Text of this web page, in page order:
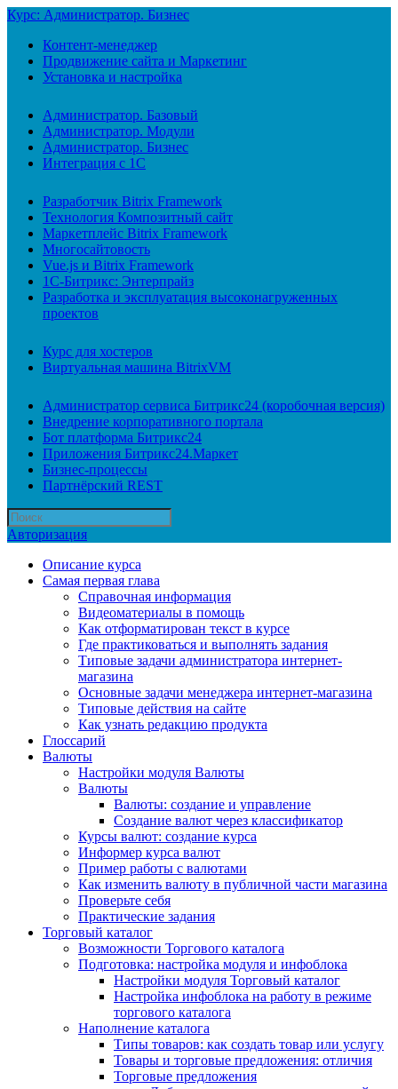
Курс: Администратор. Бизнес
Контент-менеджер
Продвижение сайта и Маркетинг
Установка и настройка
Администратор. Базовый
Администратор. Модули
Администратор. Бизнес
Интеграция с 1С
Разработчик Bitrix Framework
Технология Композитный сайт
Маркетплейс Bitrix Framework
Многосайтовость
Vue.js и Bitrix Framework
1С-Битрикс: Энтерпрайз
Разработка и эксплуатация высоконагруженных
проектов
Курс для хостеров
Виртуальная машина BitrixVM
Администратор сервиса Битрикс24 (коробочная версия)
Внедрение корпоративного портала
Бот платформа Битрикс24
Приложения Битрикс24.Маркет
Бизнес-процессы
Партнёрский REST
Авторизация
Описание курса
Самая первая глава
Справочная информация
Видеоматериалы в помощь
Как отформатирован текст в курсе
Где практиковаться и выполнять задания
Типовые задачи администратора интернет-
магазина
Основные задачи менеджера интернет-магазина
Типовые действия на сайте
Как узнать редакцию продукта
Глоссарий
Валюты
Настройки модуля Валюты
Валюты
Валюты: создание и управление
Создание валют через классификатор
Курсы валют: создание курса
Информер курса валют
Пример работы с валютами
Как изменить валюту в публичной части магазина
Проверьте себя
Практические задания
Торговый каталог
Возможности Торгового каталога
Подготовка: настройка модуля и инфоблока
Настройки модуля Торговый каталог
Настройка инфоблока на работу в режиме
торгового каталога
Наполнение каталога
Типы товаров: как создать товар или услугу
Товары и торговые предложения: отличия
Торговые предложения